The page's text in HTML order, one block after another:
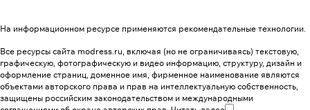
На информационном ресурсе применяются рекомендательные технологии.
Все ресурсы сайта modress.ru, включая (но не ограничиваясь) текстовую,
графическую, фотографическую и видео информацию, структуру, дизайн и
оформление страниц, доменное имя, фирменное наименование являются
объектами авторского права и прав на интеллектуальную собственность,
защищены российским законодательством и международными